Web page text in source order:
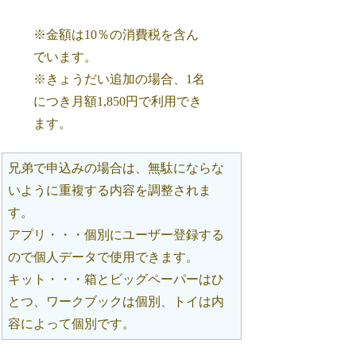
※金額は10％の消費税を含ん
でいます。
※きょうだい追加の場合、1名
につき月額1,850円で利用でき
ます。
兄弟で申込みの場合は、無駄にならな
いように重複する内容を調整されま
す。
アプリ・・・個別にユーザー登録する
ので個人データで使用できます。
キット・・・箱とビッグペーパーはひ
とつ、ワークブックは個別、トイは内
容によって個別です。